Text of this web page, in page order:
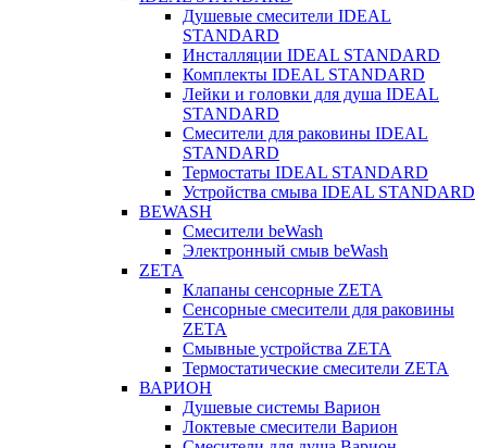
Душевые смесители IDEAL
STANDARD
Инсталляции IDEAL STANDARD
Комплекты IDEAL STANDARD
Лейки и головки для душа IDEAL
STANDARD
Смесители для раковины IDEAL
STANDARD
Термостаты IDEAL STANDARD
Устройства смыва IDEAL STANDARD
BEWASH
Смесители beWash
Электронный смыв beWash
ZETA
Клапаны сенсорные ZETA
Сенсорные смесители для раковины
ZETA
Смывные устройства ZETA
Термостатические смесители ZETA
ВАРИОН
Душевые системы Варион
Локтевые смесители Варион